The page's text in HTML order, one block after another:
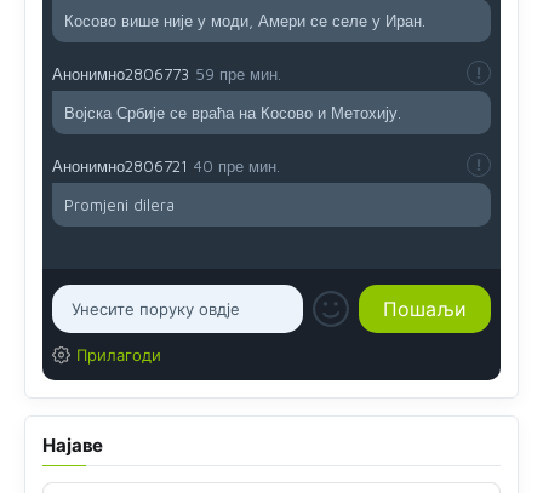
Косово више није у моди, Амери се селе у Иран.
Анонимно2806773 59 пре мин.
Војска Србије се враћа на Косово и Метохију.
Анонимно2806721 40 пре мин.
Promjeni dilera
Прилагоди
Најаве